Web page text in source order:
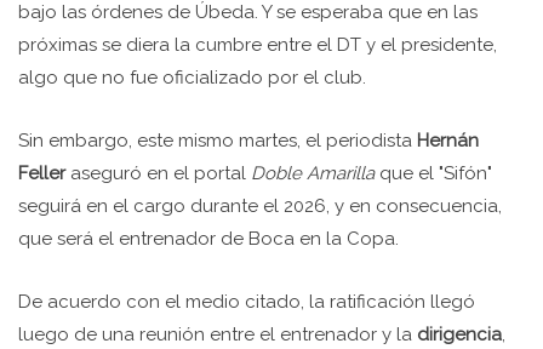
bajo las órdenes de Úbeda. Y se esperaba que en las
próximas se diera la cumbre entre el DT y el presidente,
algo que no fue oficializado por el club.
Sin embargo, este mismo martes, el periodista Hernán
Felleraseguró en el portal Doble Amarillaque el "Sifón"
seguirá en el cargo durante el 2026, y en consecuencia,
que será el entrenador de Boca en la Copa.
De acuerdo con el medio citado, la ratificación llegó
luego de una reunión entre el entrenador y la dirigencia,